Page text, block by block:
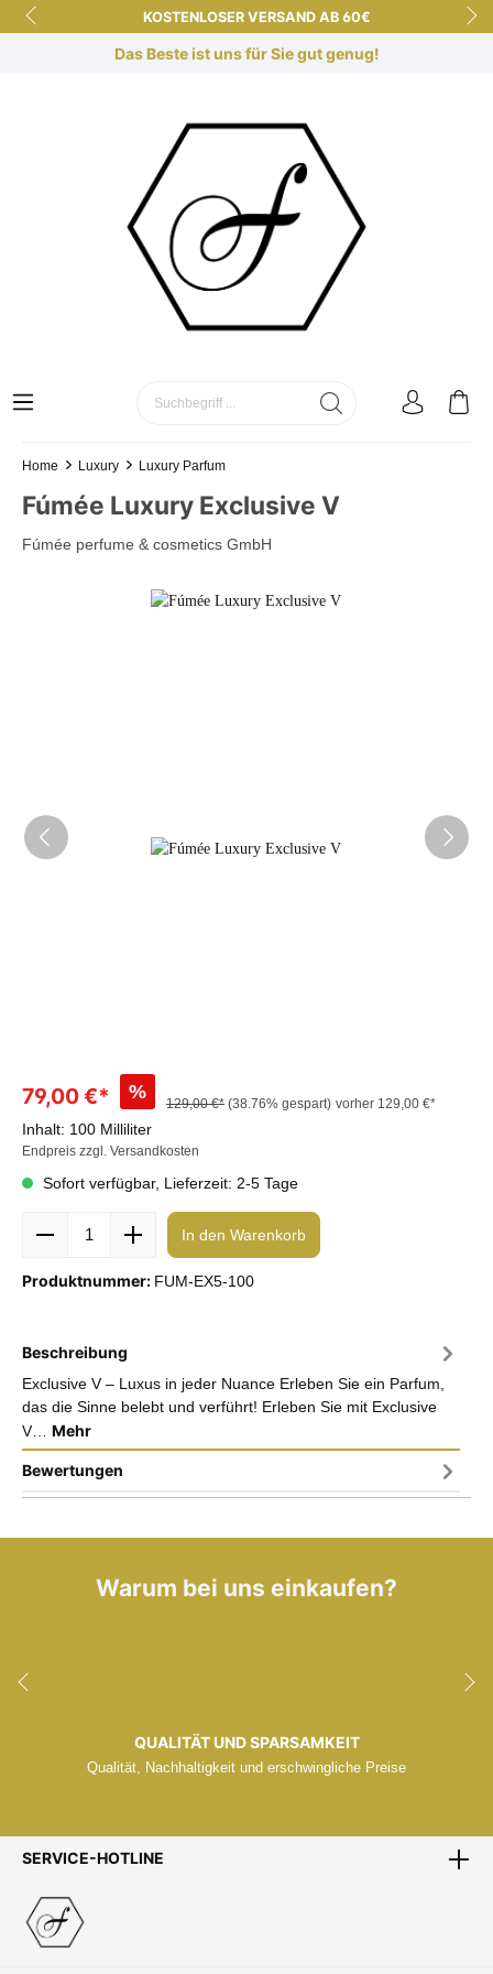
KOSTENLOSER VERSAND AB 60€
KURZE LIEFERZEITEN
Das Beste ist uns für Sie gut genug!
Home Luxury Luxury Parfum
Fúmée Luxury Exclusive V
Fúmée perfume & cosmetics GmbH
79,00 €* %
129,00 €* (38.76% gespart) vorher 129,00 €*
Inhalt: 100 Milliliter
Endpreis zzgl. Versandkosten
Sofort verfügbar, Lieferzeit: 2-5 Tage
In den Warenkorb
Produktnummer: FUM-EX5-100
Beschreibung
Exclusive V – Luxus in jeder Nuance Erleben Sie ein Parfum,
das die Sinne belebt und verführt! Erleben Sie mit Exclusive
V… Mehr
Bewertungen
Warum bei uns einkaufen?
QUALITÄT UND SPARSAMKEIT
Qualität, Nachhaltigkeit und erschwingliche Preise
SERVICE-HOTLINE